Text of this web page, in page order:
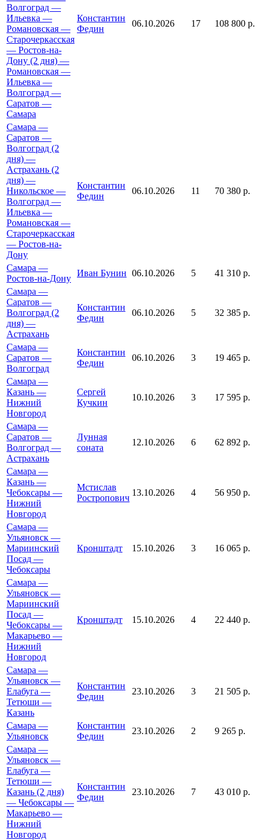
Волгоград —
Ильевка —
Романовская —
Старочеркасская
— Ростов-на-
Дону (2 дня) —
Романовская —
Ильевка —
Волгоград —
Саратов —
Самара
Константин
Федин
06.10.2026 17 108 800 р.
Самара —
Саратов —
Волгоград (2
дня) —
Астрахань (2
дня) —
Никольское —
Волгоград —
Ильевка —
Романовская —
Старочеркасская
— Ростов-на-
Дону
Константин
Федин
06.10.2026 11 70 380 р.
Самара —
Ростов-на-Дону
Иван Бунин 06.10.2026 5
41 310 р.
Самара —
Саратов —
Волгоград (2
дня) —
Астрахань
Константин
Федин
06.10.2026 5 32 385 р.
Самара —
Саратов —
Волгоград
Константин
Федин
06.10.2026 3 19 465 р.
Самара —
Казань —
Нижний
Новгород
Сергей
Кучкин
10.10.2026 3 17 595 р.
Самара —
Саратов —
Волгоград —
Астрахань
Лунная
соната
12.10.2026 6 62 892 р.
Самара —
Казань —
Чебоксары —
Нижний
Новгород
Мстислав
Ростропович
13.10.2026 4 56 950 р.
Самара —
Ульяновск —
Мариинский
Посад —
Чебоксары
Кронштадт 15.10.2026 3 16 065 р.
Самара —
Ульяновск —
Мариинский
Посад —
Чебоксары —
Макарьево —
Нижний
Новгород
Кронштадт 15.10.2026 4 22 440 р.
Самара —
Ульяновск —
Елабуга —
Тетюши —
Казань
Константин
Федин
23.10.2026 3 21 505 р.
Самара —
Ульяновск
Константин
Федин
23.10.2026 2
9 265 р.
Самара —
Ульяновск —
Елабуга —
Тетюши —
Казань (2 дня)
— Чебоксары —
Макарьево —
Нижний
Новгород
Константин
Федин
23.10.2026 7 43 010 р.